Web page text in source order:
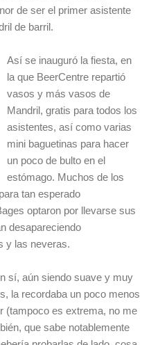
de ser el primer asistente
de barril.
Así se inauguró la fiesta, en
la que BeerCentre repartió
vasos y más vasos de
Mandril, gratis para todos los
asistentes, así como varias
mini baguetinas para hacer
un poco de bulto en el
estómago. Muchos de los
tan esperado
optaron por llevarse sus
desapareciendo
y las neveras.
sí, aún siendo suave y muy
la recordaba un poco menos
(tampoco es extrema, no me
que sabe notablemente